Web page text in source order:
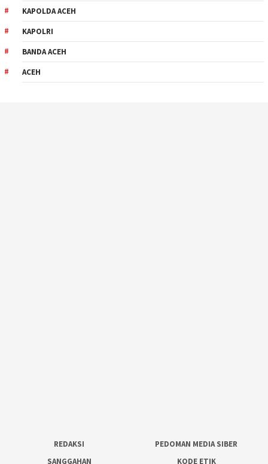
KAPOLDA ACEH
KAPOLRI
BANDA ACEH
ACEH
REDAKSI
PEDOMAN MEDIA SIBER
SANGGAHAN
KODE ETIK